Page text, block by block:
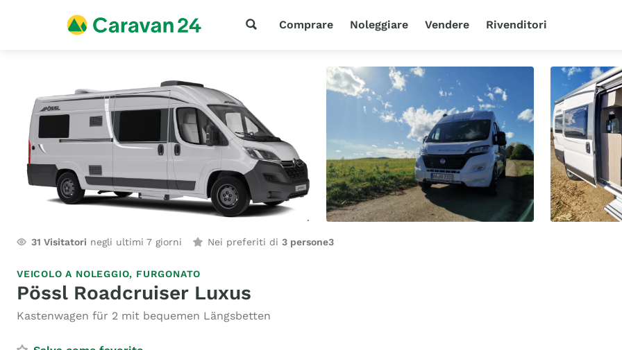
Comprare Noleggiare Vendere Rivenditori
31 Visitatori negli ultimi 7 giorni Nei preferiti di 3 persone3
VEICOLO A NOLEGGIO, FURGONATO
Pössl Roadcruiser Luxus
Kastenwagen für 2 mit bequemen Längsbetten